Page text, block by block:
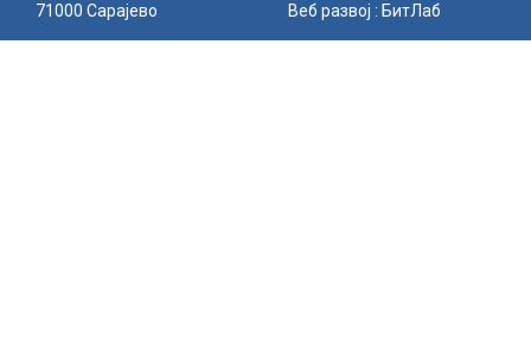
71000 Сарајево
Веб развој : БитЛаб